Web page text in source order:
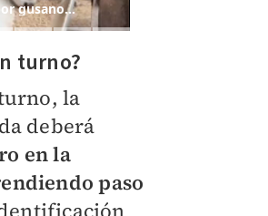
turno?
la
deberá
en la
paso